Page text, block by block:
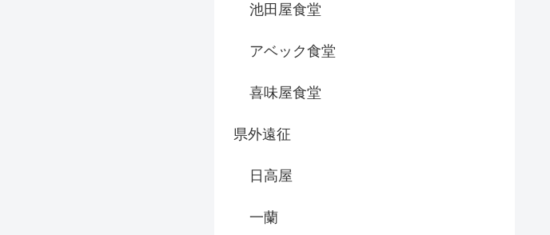
池田屋食堂
アベック食堂
喜味屋食堂
県外遠征
日高屋
一蘭